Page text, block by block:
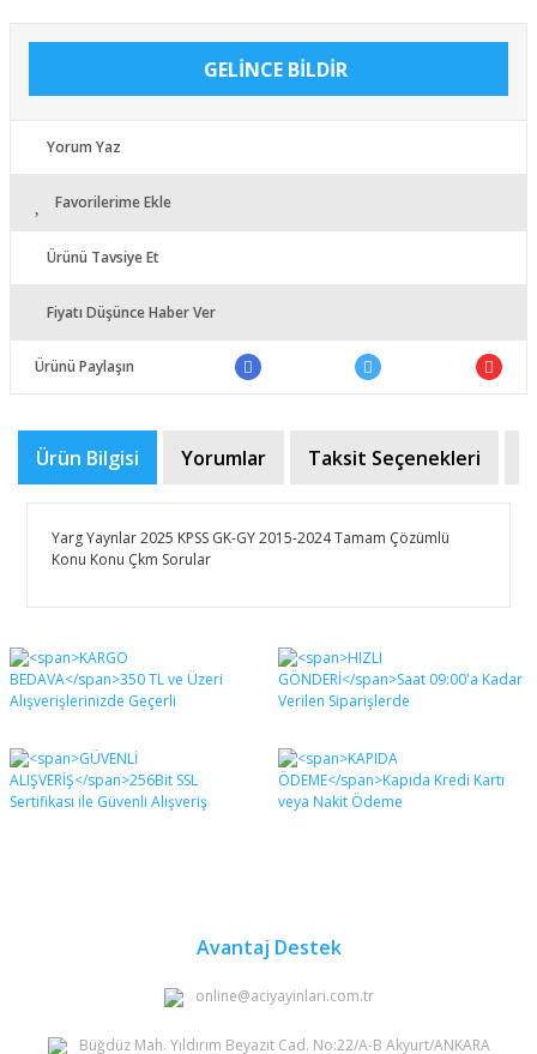
GELİNCE BİLDİR
Yorum Yaz
Favorilerime Ekle
Ürünü Tavsiye Et
Fiyatı Düşünce Haber Ver
Ürünü Paylaşın
Ürün Bilgisi Yorumlar Taksit Seçenekleri
Yarg Yaynlar 2025 KPSS GK-GY 2015-2024 Tamam Çözümlü
Konu Konu Çkm Sorular
Bu ürüne ilk yorumu siz yapın!
Yorum Yaz
Bu ürünün fiyat bilgisi, resim, ürün açıklamalarında ve
diğer konularda yetersiz gördüğünüz noktaları öneri
formunu kullanarak tarafımıza iletebilirsiniz.
Görüş ve önerileriniz için teşekkür ederiz.
Ürün resmi kalitesiz, bozuk veya görüntülenemiyor.
Ürün açıklamasında eksik bilgiler bulunuyor.
Avantaj Destek
online@aciyayinlari.com.tr
Büğdüz Mah. Yıldırım Beyazıt Cad. No:22/A-B Akyurt/ANKARA